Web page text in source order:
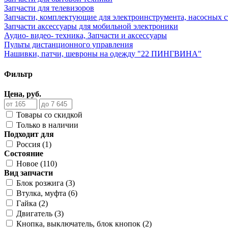
Запчасти для телевизоров
Запчасти, комплектующие для электроинструмента, насосных
Запчасти аксессуары для мобильной электроники
Аудио- видео- техника, Запчасти и аксессуары
Пульты дистанционного управления
Нашивки, патчи, шевроны на одежду "22 ПИНГВИНА"
Фильтр
Цена, руб.
Товары со скидкой
Только в наличии
Подходит для
Россия (1)
Состояние
Новое (110)
Вид запчасти
Блок розжига (3)
Втулка, муфта (6)
Гайка (2)
Двигатель (3)
Кнопка, выключатель, блок кнопок (2)